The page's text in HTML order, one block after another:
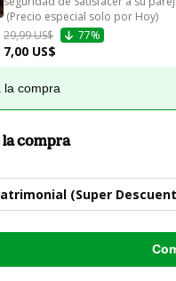
(Precio especial solo por Hoy)
29,99 US$
77%
7,00 US$
la compra
la compra
(Super